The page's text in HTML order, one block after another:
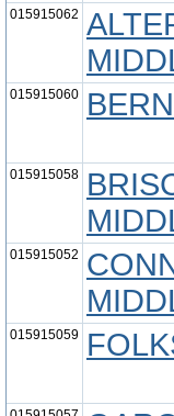
015915062
015915060
015915058
015915052
015915059